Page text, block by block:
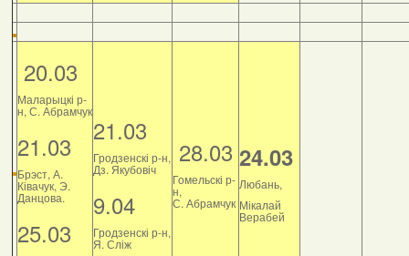
20.03
Маларыцкі р-
н, С. Абрамчук
21.03
Брэст, А.
Ківачук, Э.
Данцова.
25.03
21.03
Гродзенскі р-н,
Дз. Якубовіч
9.04
Гродзенскі р-н,
Я. Сліж
28.03
Гомельскі р-
н,
С. Абрамчук
24.03
Любань,
Мікалай
Верабей